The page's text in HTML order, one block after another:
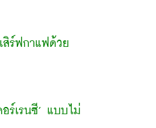
เสิร์ฟกาแฟด้วย
ร์เรนซี’ แบบไม่